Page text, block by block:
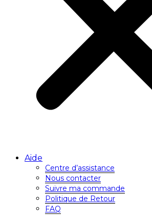
Aide
Centre d’assistance
Nous contacter
Suivre ma commande
Politique de Retour
FAQ